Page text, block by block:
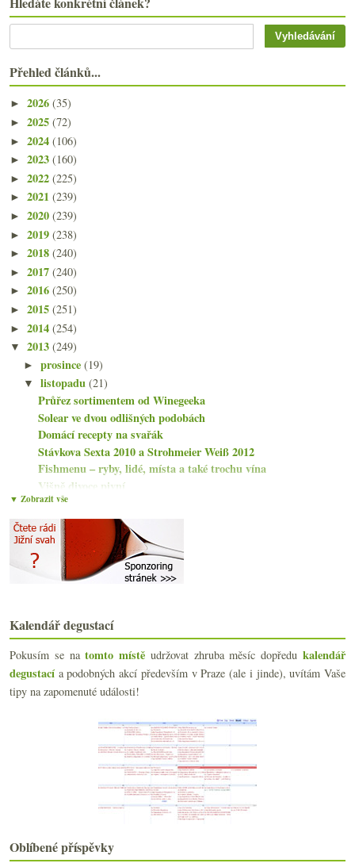
Přehled článků...
► 2026 (35)
► 2025 (72)
► 2024 (106)
► 2023 (160)
► 2022 (225)
► 2021 (239)
► 2020 (239)
► 2019 (238)
► 2018 (240)
► 2017 (240)
► 2016 (250)
► 2015 (251)
► 2014 (254)
▼ 2013 (249)
►prosince(19)
▼listopadu(21)
Průřez sortimentem od Winegeeka
Solear ve dvou odlišných podobách
Domácí recepty na svařák
Stávkova Sexta 2010 a Strohmeier Weiß 2012
Fishmenu – ryby, lidé, místa a také trochu vína
Višně divoce pivní
Beaujolais Nouveau 2013 na dvanácti vzorcích
Dvě prestižní vína od bohémky
Ikony od Errazuriz
Není sladké, nemá chybu. Čtyři body.
Na ochutnávce Leone de Castris
Dvě šardonky a burgundská šunka
Šťastnou ruku se Svatomartinským a něco ke snouben...
Tři zajímavá Beaujolais z Domaine de Thulon
Kraus Sekt, bio vlašák od Spielbergu, Petit Edelsp...
Henri Bourgeois a jeho novozélandský pinot
Prosecco – vše důležité na úvod
Sympatický šampaňský dům Chapuy
► června(17)
►května(21)
▼ Zobrazit vše
Kalendář degustací
Pokusím se natomto místě udržovat zhruba měsíc dopředukalendář
degustacía podobných akcí především v Praze (ale i jinde), uvítám Vaše
tipy na zapomenuté události!
Oblíbené příspěvky